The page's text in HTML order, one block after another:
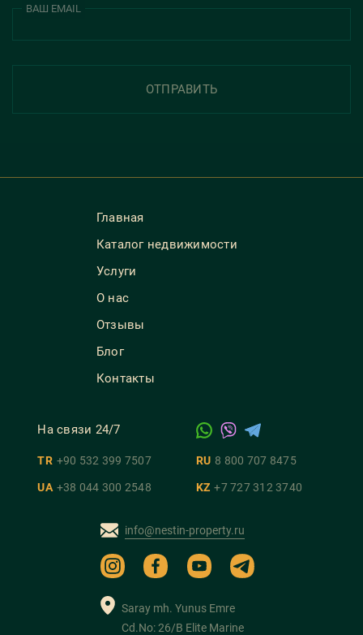
ВАШ EMAIL
ОТПРАВИТЬ
Главная
Каталог недвижимости
Услуги
О нас
Отзывы
Блог
Контакты
На связи 24/7
TR +90 532 399 7507 RU 8 800 707 8475
UA +38 044 300 2548 KZ +7 727 312 3740
info@nestin-property.ru
Saray mh. Yunus Emre
Cd.No: 26/B Elite Marine